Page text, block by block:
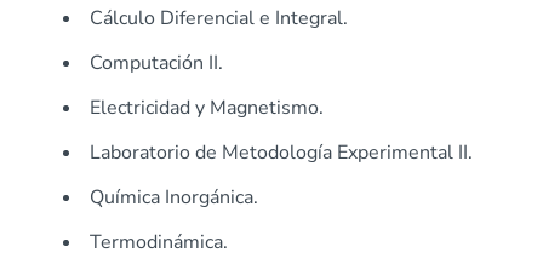
Cálculo Diferencial e Integral.
Computación II.
Electricidad y Magnetismo.
Laboratorio de Metodología Experimental II.
Química Inorgánica.
Termodinámica.